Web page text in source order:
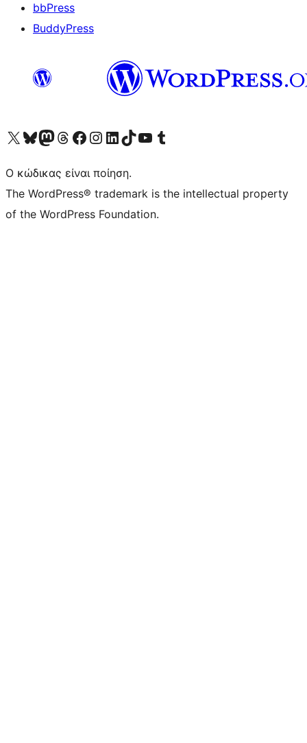
bbPress
BuddyPress
Visit our X (formerly Twitter) account
Visit our Bluesky account
Επισκεφθείτε τον λογαριασμό μας στο Mastodon
Visit our Threads account
Επισκεφτείτε τη σελίδα μας στο Facebook
Επισκεφθείτε τον λογαριασμό μας Instagram
Επισκεφθείτε τον λογαριασμό μας LinkedIn
Visit our TikTok account
Visit our YouTube channel
Visit our Tumblr account
Ο κώδικας είναι ποίηση.
The WordPress® trademark is the intellectual property
of the WordPress Foundation.